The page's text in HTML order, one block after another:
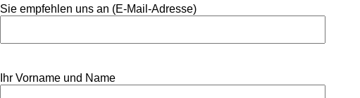
Sie empfehlen uns an (E-Mail-Adresse)
Ihr Vorname und Name